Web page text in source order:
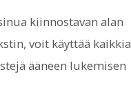
kiinnostavan alan
voit käyttää kaikkia
ääneen lukemisen